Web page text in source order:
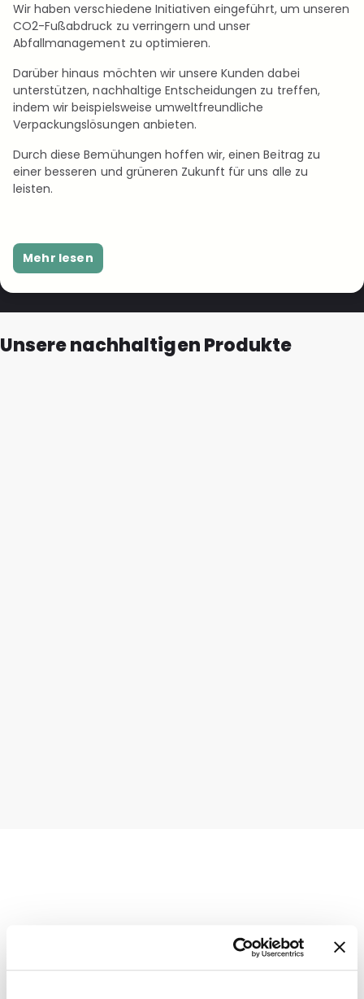
Wir haben verschiedene Initiativen eingeführt, um unseren
CO2-Fußabdruck zu verringern und unser
Abfallmanagement zu optimieren.
Darüber hinaus möchten wir unsere Kunden dabei
unterstützen, nachhaltige Entscheidungen zu treffen,
indem wir beispielsweise umweltfreundliche
Verpackungslösungen anbieten.
Durch diese Bemühungen hoffen wir, einen Beitrag zu
einer besseren und grüneren Zukunft für uns alle zu
leisten.
Mehr lesen
Unsere nachhaltigen Produkte